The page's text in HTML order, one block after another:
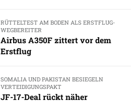
RÜTTELTEST AM BODEN ALS ERSTFLUG-
WEGBEREITER
Airbus A350F zittert vor dem
Erstflug
SOMALIA UND PAKISTAN BESIEGELN
VERTEIDIGUNGSPAKT
JF-17-Deal rückt näher